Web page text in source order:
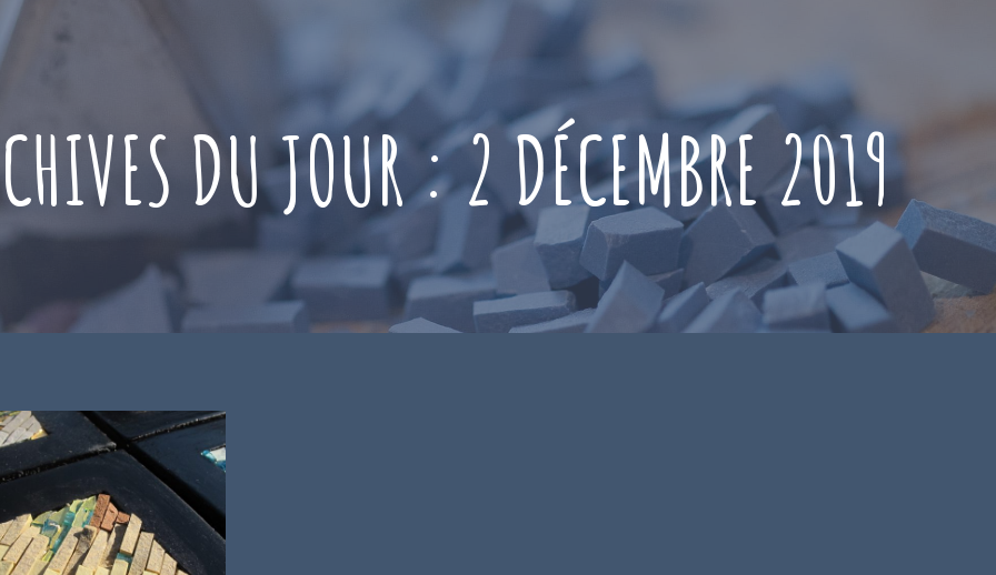
DU JOUR :2 DÉCEMBRE 2019